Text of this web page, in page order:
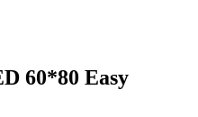
60*80 Easy